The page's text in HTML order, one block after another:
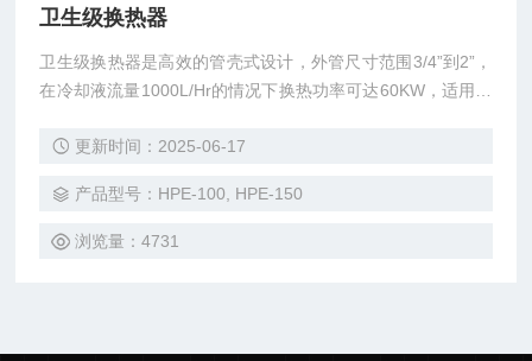
卫生级换热器
卫生级换热器是高效的管壳式设计，外管尺寸范围3/4”到2”，
在冷却液流量1000L/Hr的情况下换热功率可达60KW，适用于
0, HPE-250, HPE-350, HPE-450, HPE-5000。
更新时间：2025-06-17
产品型号：HPE-100, HPE-150
浏览量：4731